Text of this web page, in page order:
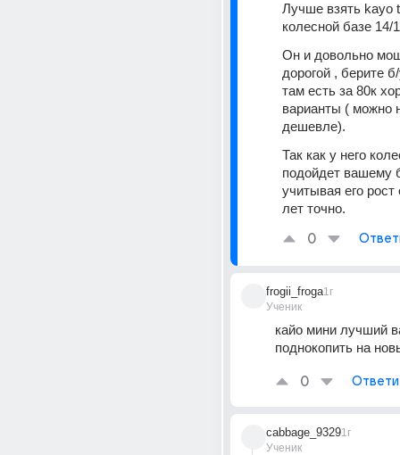
Лучше взять kayo
колесной базе 14/
Он и довольно
дорогой , берите
там есть за 80к
варианты ( можно
дешевле).
Так как у него
подойдет вашему
учитывая его
лет точно.
0
frogii_froga
Ученик
1г
кайо мини лучший
поднокопить на
0
cabbage_9329
Ученик
1г